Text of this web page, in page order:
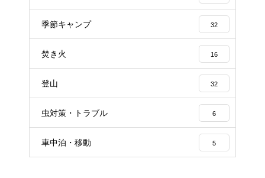
季節キャンプ 32
焚き火 16
登山 32
虫対策・トラブル 6
車中泊・移動 5